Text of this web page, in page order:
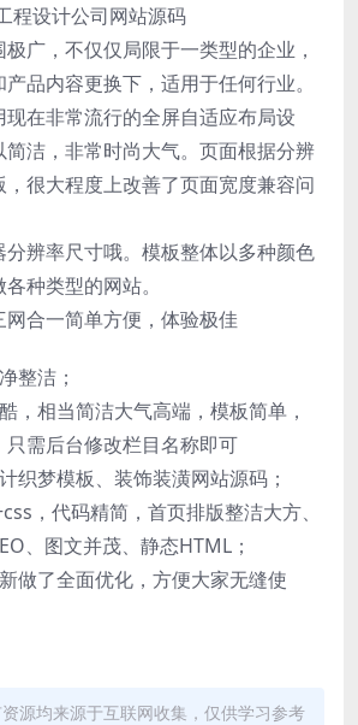
程设计公司网站源码
广，不仅仅局限于一类型的企业，
品内容更换下，适用于任何行业。
在非常流行的全屏自适应布局设
洁，非常时尚大气。页面根据分辨
很大程度上改善了页面宽度兼容问
辨率尺寸哦。模板整体以多种颜色
种类型的网站。
合一简单方便，体验极佳
整洁；
，相当简洁大气高端，模板简单，
需后台修改栏目名称即可
织梦模板、装饰装潢网站源码；
，代码精简，首页排版整洁大方、
、图文并茂、静态HTML；
做了全面优化，方便大家无缝使
源均来源于互联网收集，仅供学习参考